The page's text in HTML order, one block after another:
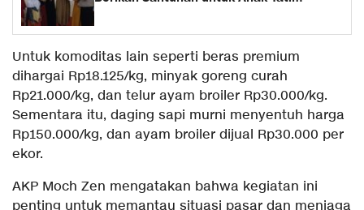
Untuk komoditas lain seperti beras premium
dihargai Rp18.125/kg, minyak goreng curah
Rp21.000/kg, dan telur ayam broiler Rp30.000/kg.
Sementara itu, daging sapi murni menyentuh harga
Rp150.000/kg, dan ayam broiler dijual Rp30.000 per
ekor.
AKP Moch Zen mengatakan bahwa kegiatan ini
penting untuk memantau situasi pasar dan menjaga